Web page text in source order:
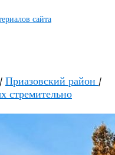
сайта
/ Приазовский район /
стремительно